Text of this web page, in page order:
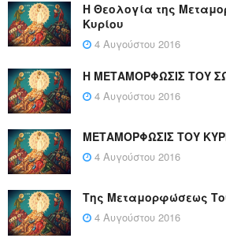
Η Θεολογία της
Κυρίου
4 Αυγούστου 2016
Η ΜΕΤΑΜΟΡΦΩΣΙΣ ΤΟΥ
4 Αυγούστου 2016
ΜΕΤΑΜΟΡΦΩΣΙΣ ΤΟΥ
4 Αυγούστου 2016
Της Μεταμορφώσεως
4 Αυγούστου 2016